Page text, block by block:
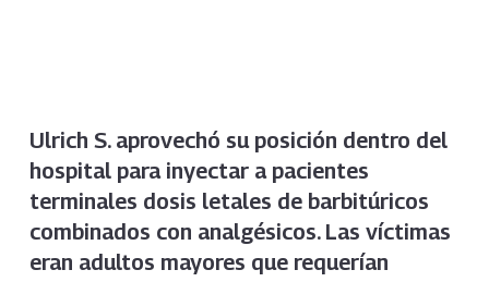
Ulrich S. aprovechó su posición dentro del
hospital para inyectar a pacientes
terminales dosis letales de barbitúricos
combinados con analgésicos. Las víctimas
eran adultos mayores que requerían